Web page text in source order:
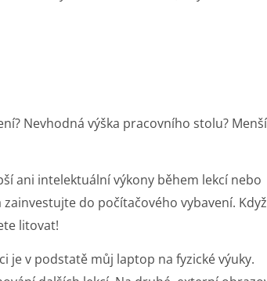
Nevhodná výška pracovního stolu? Menší
ani intelektuální výkony během lekcí nebo
do počítačového vybavení. Když
litovat!
je v podstatě můj laptop na fyzické výuky.